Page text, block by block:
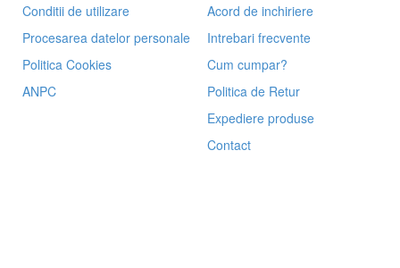
Conditii de utilizare
Procesarea datelor personale
Politica Cookies
ANPC
Acord de inchiriere
Intrebari frecvente
Cum cumpar?
Politica de Retur
Expediere produse
Contact